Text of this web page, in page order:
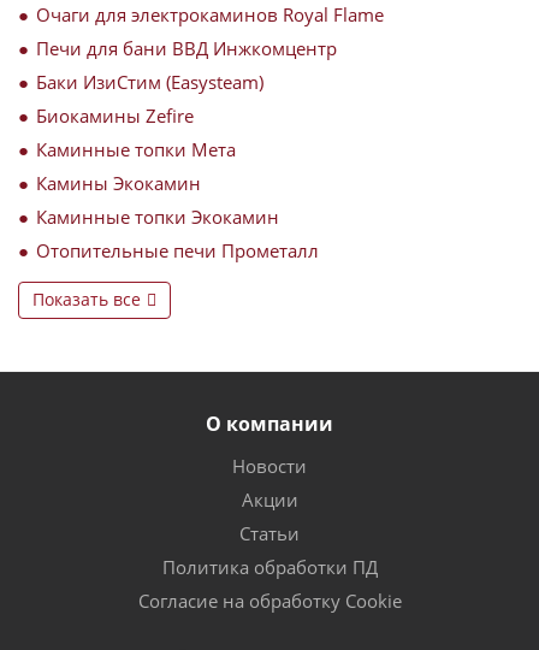
Очаги для электрокаминов Royal Flame
Печи для бани ВВД Инжкомцентр
Баки ИзиСтим (Easysteam)
Биокамины Zefire
Каминные топки Мета
Камины Экокамин
Каминные топки Экокамин
Отопительные печи Прометалл
Показать все
О компании
Новости
Акции
Статьи
Политика обработки ПД
Согласие на обработку Cookie